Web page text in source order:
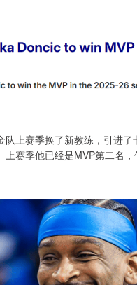
上赛季换了新教练，引进
赛季他已经是MVP第二名